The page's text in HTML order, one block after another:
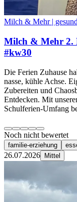
Milch & Mehr |
Milch & Mehr 2.
#kw30
Die Ferien Zuhause
nasse, kühle Achse.
Zubereiten und
Entdecken. Mit
Schulferien-Umfang
Noch nicht bewertet
familie-erziehung
26.07.2026 Mittel